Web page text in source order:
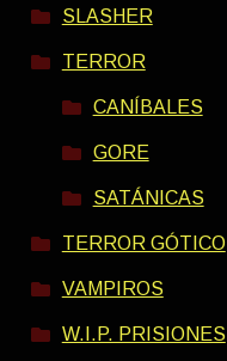
SLASHER
TERROR
CANÍBALES
GORE
SATÁNICAS
TERROR GÓTICO
VAMPIROS
W.I.P. PRISIONES